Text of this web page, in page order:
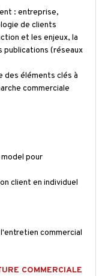
: entreprise,
de clients
et les enjeux, la
publications (réseaux
des éléments clés à
commerciale
pour
client en individuel
commercial
COMMERCIALE